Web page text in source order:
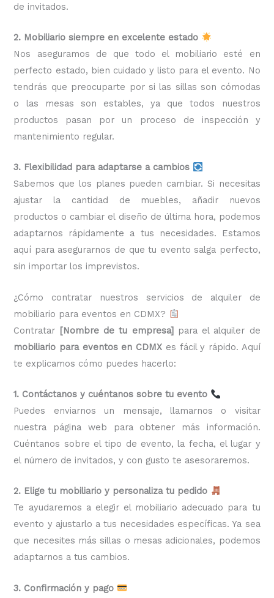
de invitados.
2. Mobiliario siempre en excelente estado
Nos aseguramos de que todo el mobiliario esté en
perfecto estado, bien cuidado y listo para el evento. No
tendrás que preocuparte por si las sillas son cómodas
o las mesas son estables, ya que todos nuestros
productos pasan por un proceso de inspección y
mantenimiento regular.
3. Flexibilidad para adaptarse a cambios
Sabemos que los planes pueden cambiar. Si necesitas
ajustar la cantidad de muebles, añadir nuevos
productos o cambiar el diseño de última hora, podemos
adaptarnos rápidamente a tus necesidades. Estamos
aquí para asegurarnos de que tu evento salga perfecto,
sin importar los imprevistos.
¿Cómo contratar nuestros servicios de alquiler de
mobiliario para eventos en CDMX?
Contratar [Nombre de tu empresa]para el alquiler de
mobiliario para eventos en CDMX es fácil y rápido. Aquí
te explicamos cómo puedes hacerlo:
1. Contáctanos y cuéntanos sobre tu evento
Puedes enviarnos un mensaje, llamarnos o visitar
nuestra página web para obtener más información.
Cuéntanos sobre el tipo de evento, la fecha, el lugar y
el número de invitados, y con gusto te asesoraremos.
2. Elige tu mobiliario y personaliza tu pedido
Te ayudaremos a elegir el mobiliario adecuado para tu
evento y ajustarlo a tus necesidades específicas. Ya sea
que necesites más sillas o mesas adicionales, podemos
adaptarnos a tus cambios.
3. Confirmación y pago